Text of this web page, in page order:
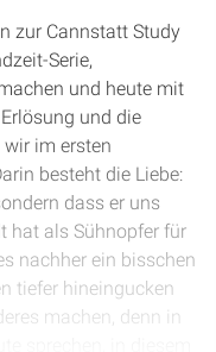
zur Cannstatt Study
Serie,
und heute mit
und die
wir im ersten
besteht die Liebe:
dass er uns
hat als Sühnopfer für
nachher ein bisschen
tiefer hineingucken
machen, denn in